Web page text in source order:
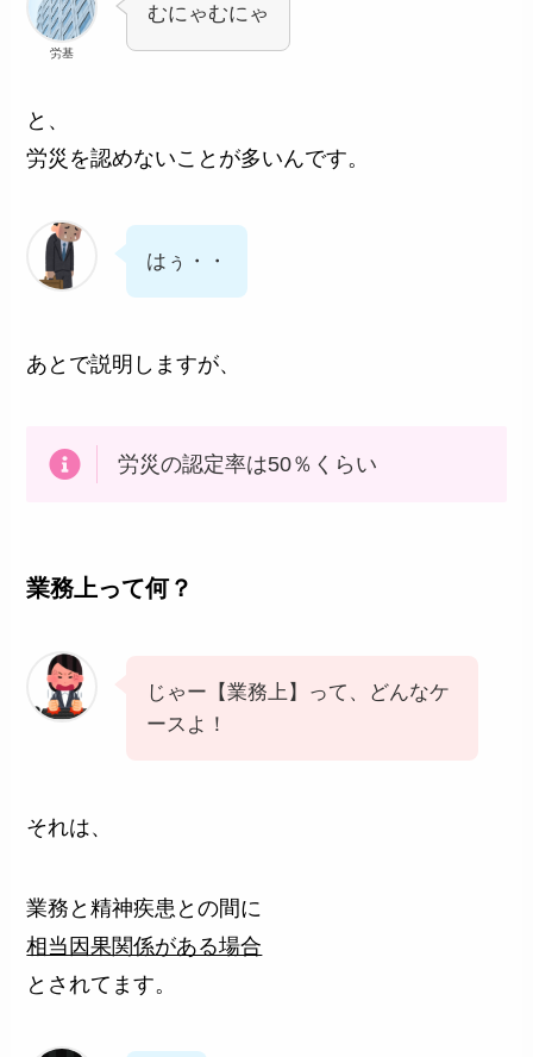
労基
むにゃむにゃ
と、
労災を認めないことが多いんです。
はぅ・・
あとで説明しますが、
労災の認定率は50％くらい
業務上って何？
じゃー【業務上】って、どんなケ
ースよ！
それは、
業務と精神疾患との間に
相当因果関係がある場合
とされてます。